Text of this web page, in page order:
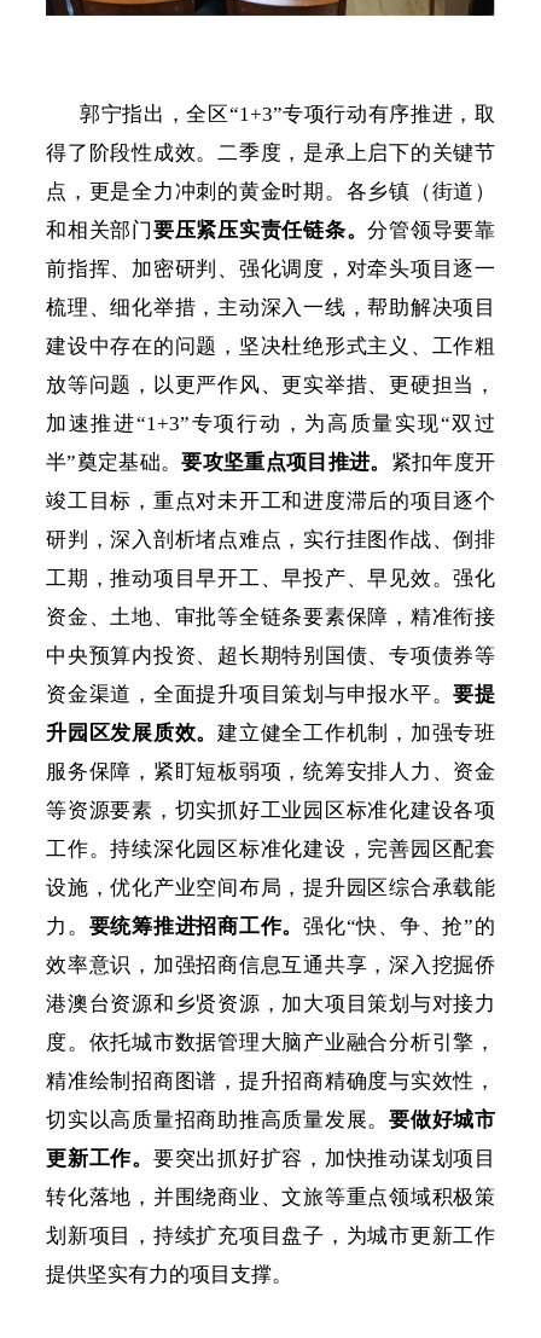
郭宁指出，全区“1+3”专项行动有序推进，取
得了阶段性成效。二季度，是承上启下的关键节
点，更是全力冲刺的黄金时期。各乡镇（街道）
和相关部门要压紧压实责任链条。分管领导要靠
前指挥、加密研判、强化调度，对牵头项目逐一
梳理、细化举措，主动深入一线，帮助解决项目
建设中存在的问题，坚决杜绝形式主义、工作粗
放等问题，以更严作风、更实举措、更硬担当，
加速推进“1+3”专项行动，为高质量实现“双过
半”奠定基础。要攻坚重点项目推进。 紧扣年度开
竣工目标，重点对未开工和进度滞后的项目逐个
研判，深入剖析堵点难点，实行挂图作战、倒排
工期，推动项目早开工、早投产、早见效。强化
资金、土地、审批等全链条要素保障，精准衔接
中央预算内投资、超长期特别国债、专项债券等
资金渠道，全面提升项目策划与申报水平。要提
升园区发展质效。 建立健全工作机制，加强专班
服务保障，紧盯短板弱项，统筹安排人力、资金
等资源要素，切实抓好工业园区标准化建设各项
工作。持续深化园区标准化建设，完善园区配套
设施，优化产业空间布局，提升园区综合承载能
力。 要统筹推进招商工作。强化“快、争、抢”的
效率意识，加强招商信息互通共享，深入挖掘侨
港澳台资源和乡贤资源，加大项目策划与对接力
度。依托城市数据管理大脑产业融合分析引擎，
精准绘制招商图谱，提升招商精确度与实效性，
切实以高质量招商助推高质量发展。 要做好城市
更新工作。 要突出抓好扩容，加快推动谋划项目
转化落地，并围绕商业、文旅等重点领域积极策
划新项目，持续扩充项目盘子，为城市更新工作
提供坚实有力的项目支撑。